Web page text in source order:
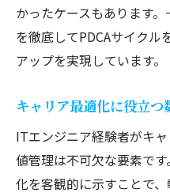
かったケースもあります
を徹底してPDCAサイクル
アップを実現しています。
キャリア最適化に役立
ITエンジニア経験者がキ
値管理は不可欠な要素で
化を客観的に示すことで